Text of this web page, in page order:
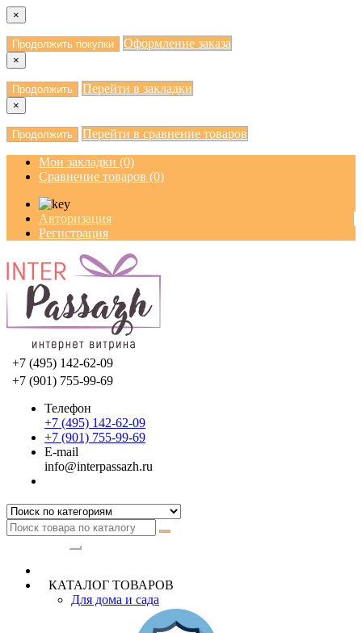
×
Продолжить покупки Оформление заказа
×
Продолжить Перейти в закладки
×
Продолжить Перейти в сравнение товаров
Мои закладки (0)
Сравнение товаров (0)
Авторизация
Регистрация
+7 (495) 142-62-09
+7 (901) 755-99-69
Телефон
+7 (495) 142-62-09
+7 (901) 755-99-69
E-mail
info@interpassazh.ru
КАТАЛОГ ТОВАРОВ
Для дома и сада